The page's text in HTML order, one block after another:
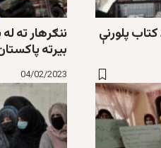
پلورنې
ننګرهار ته
بیرته
04/02/2023